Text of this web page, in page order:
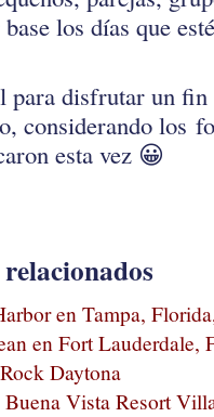
los días que
para disfrutar un
considerando los
esta vez 😀
relacionados
en Tampa,
en Fort Lauderdale,
Daytona
Vista Resort